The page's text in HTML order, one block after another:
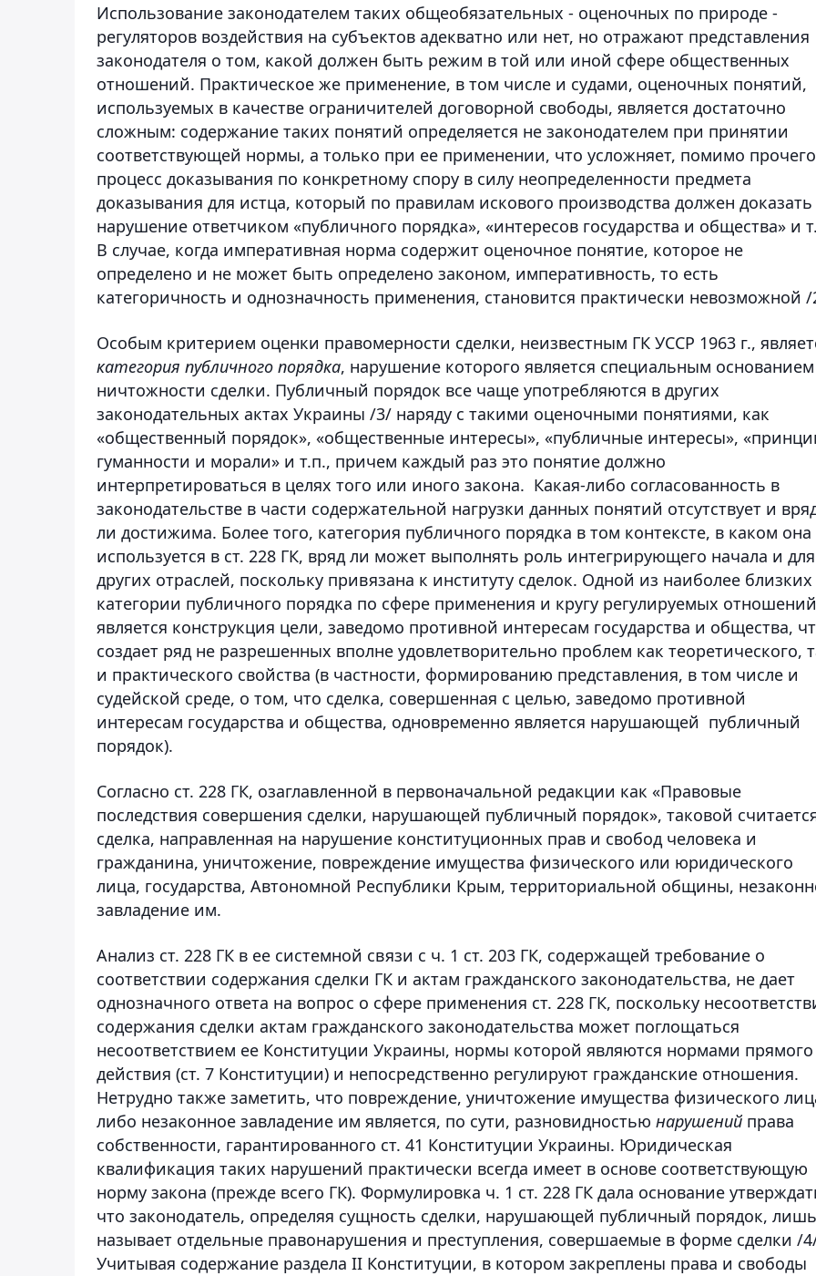
Использование законодателем таких общеобязательных - оценочных по природе -
регуляторов воздействия на субъектов адекватно или нет, но отражают представления
законодателя о том, какой должен быть режим в той или иной сфере общественных
отношений. Практическое же применение, в том числе и судами, оценочных понятий,
используемых в качестве ограничителей договорной свободы, является достаточно
сложным: содержание таких понятий определяется не законодателем при принятии
соответствующей нормы, а только при ее применении, что усложняет, помимо
процесс доказывания по конкретному спору в силу неопределенности предмета
доказывания для истца, который по правилам искового производства должен доказать
нарушение ответчиком «публичного порядка», «интересов государства и общества» и
В случае, когда императивная норма содержит оценочное понятие, которое не
определено и не может быть определено законом, императивность, то есть
категоричность и однозначность применения, становится практически невозможной
Особым критерием оценки правомерности сделки, неизвестным ГК УССР 1963 г.,
категория публичного порядка, нарушение которого является специальным основанием
ничтожности сделки. Публичный порядок все чаще употребляются в других
законодательных актах Украины /3/ наряду с такими оценочными понятиями, как
«общественный порядок», «общественные интересы», «публичные интересы»,
гуманности и морали» и т.п., причем каждый раз это понятие должно
интерпретироваться в целях того или иного закона. Какая-либо согласованность в
законодательстве в части содержательной нагрузки данных понятий отсутствует и
ли достижима. Более того, категория публичного порядка в том контексте, в каком она
используется в ст. 228 ГК, вряд ли может выполнять роль интегрирующего начала и для
других отраслей, поскольку привязана к институту сделок. Одной из наиболее близких
категории публичного порядка по сфере применения и кругу регулируемых отношений
является конструкция цели, заведомо противной интересам государства и общества,
создает ряд не разрешенных вполне удовлетворительно проблем как теоретического,
и практического свойства (в частности, формированию представления, в том числе и
судейской среде, о том, что сделка, совершенная с целью, заведомо противной
интересам государства и общества, одновременно является нарушающей публичный
порядок).
Согласно ст. 228 ГК, озаглавленной в первоначальной редакции как «Правовые
последствия совершения сделки, нарушающей публичный порядок», таковой
сделка, направленная на нарушение конституционных прав и свобод человека и
гражданина, уничтожение, повреждение имущества физического или юридического
лица, государства, Автономной Республики Крым, территориальной общины,
завладение им.
Анализ ст. 228 ГК в ее системной связи с ч. 1 ст. 203 ГК, содержащей требование о
соответствии содержания сделки ГК и актам гражданского законодательства, не дает
однозначного ответа на вопрос о сфере применения ст. 228 ГК, поскольку
содержания сделки актам гражданского законодательства может поглощаться
несоответствием ее Конституции Украины, нормы которой являются нормами прямого
действия (ст. 7 Конституции) и непосредственно регулируют гражданские отношения.
Нетрудно также заметить, что повреждение, уничтожение имущества физического
либо незаконное завладение им является, по сути, разновидностью нарушений права
собственности, гарантированного ст. 41 Конституции Украины. Юридическая
квалификация таких нарушений практически всегда имеет в основе соответствующую
норму закона (прежде всего ГК). Формулировка ч. 1 ст. 228 ГК дала основание
что законодатель, определяя сущность сделки, нарушающей публичный порядок, лишь
называет отдельные правонарушения и преступления, совершаемые в форме сделки /
Учитывая содержание раздела ІІ Конституции, в котором закреплены права и свободы